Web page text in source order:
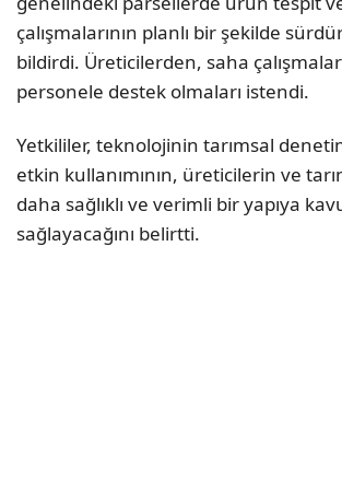
çalışmalarının planlı bir şekilde
bildirdi. Üreticilerden, saha
personele destek olmaları istendi.
Yetkililer, teknolojinin tarımsal
etkin kullanımının, üreticilerin ve
daha sağlıklı ve verimli bir yapıya
sağlayacağını belirtti.